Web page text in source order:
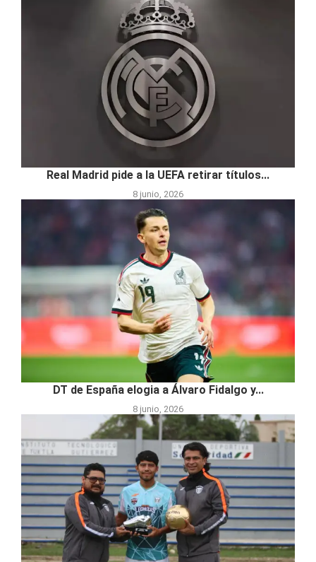
Real Madrid pide a la UEFA retirar títulos...
8 junio, 2026
DT de España elogia a Álvaro Fidalgo y...
8 junio, 2026